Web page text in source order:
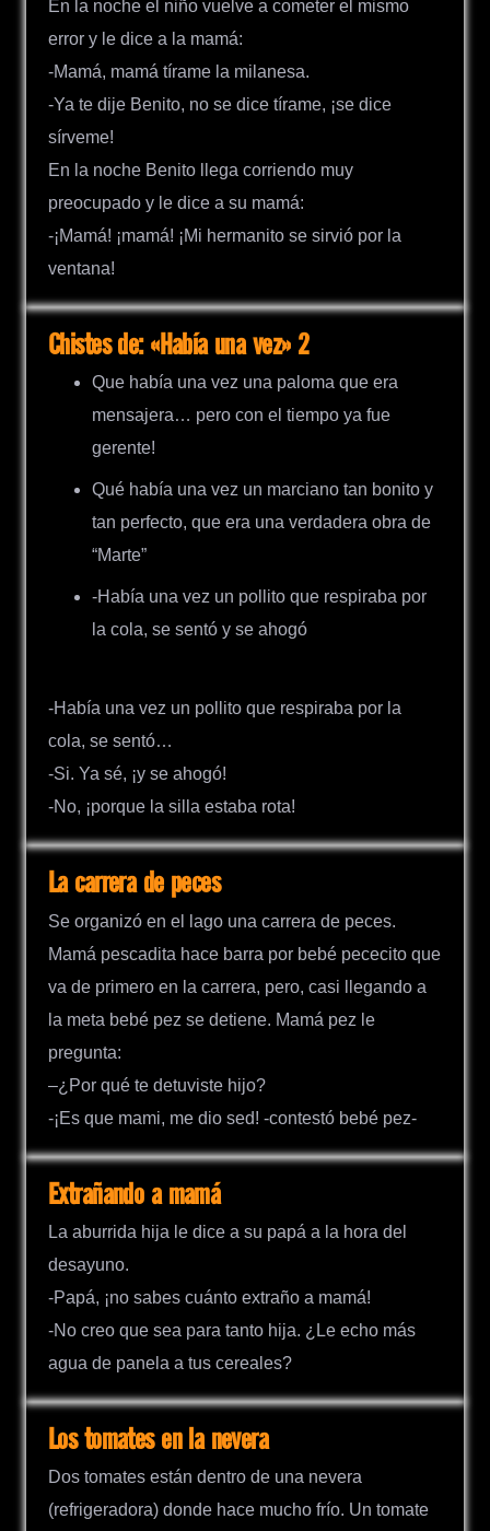
En la noche el niño vuelve a cometer el mismo
error y le dice a la mamá:
-Mamá, mamá tírame la milanesa.
-Ya te dije Benito, no se dice tírame, ¡se dice
sírveme!
En la noche Benito llega corriendo muy
preocupado y le dice a su mamá:
-¡Mamá! ¡mamá! ¡Mi hermanito se sirvió por la
ventana!
Chistes de: «Había una vez» 2
Que había una vez una paloma que era
mensajera… pero con el tiempo ya fue
gerente!
Qué había una vez un marciano tan bonito y
tan perfecto, que era una verdadera obra de
“Marte”
-Había una vez un pollito que respiraba por
la cola, se sentó y se ahogó
-Había una vez un pollito que respiraba por la
cola, se sentó…
-Si. Ya sé, ¡y se ahogó!
-No, ¡porque la silla estaba rota!
La carrera de peces
Se organizó en el lago una carrera de peces.
Mamá pescadita hace barra por bebé pececito que
va de primero en la carrera, pero, casi llegando a
la meta bebé pez se detiene. Mamá pez le
pregunta:
–¿Por qué te detuviste hijo?
-¡Es que mami, me dio sed! -contestó bebé pez-
Extrañando a mamá
La aburrida hija le dice a su papá a la hora del
desayuno.
-Papá, ¡no sabes cuánto extraño a mamá!
-No creo que sea para tanto hija. ¿Le echo más
agua de panela a tus cereales?
Los tomates en la nevera
Dos tomates están dentro de una nevera
(refrigeradora) donde hace mucho frío. Un tomate